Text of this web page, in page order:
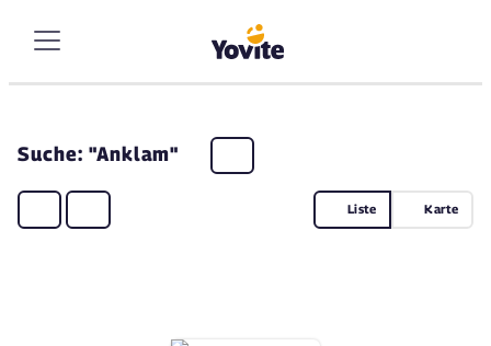
Suche: "Anklam"
Liste Karte